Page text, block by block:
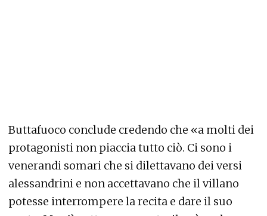
Buttafuoco conclude credendo che «a molti dei
protagonisti non piaccia tutto ciò. Ci sono i
venerandi somari che si dilettavano dei versi
alessandrini e non accettavano che il villano
potesse interrompere la recita e dare il suo